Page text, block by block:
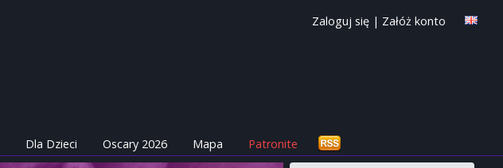
Zaloguj się | Załóż konto
Dla Dzieci Oscary 2026 Mapa Patronite